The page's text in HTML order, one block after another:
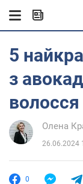
5
з
волосся
Олена
26.06.2024
0